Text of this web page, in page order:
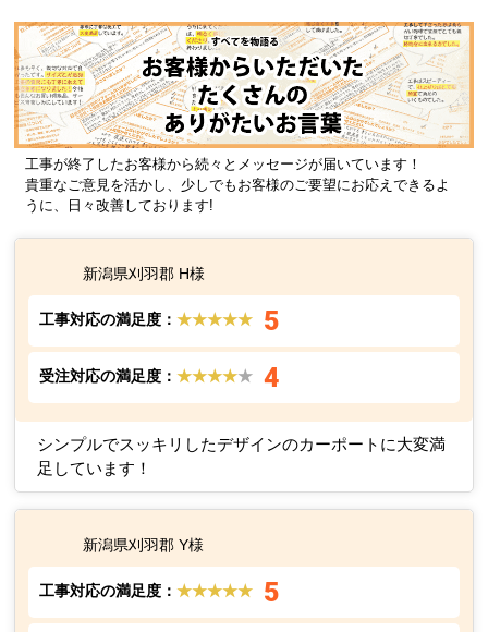
工事が終了したお客様から続々とメッセージが届いています！
貴重なご意見を活かし、少しでもお客様のご要望にお応えできるよ
うに、日々改善しております!
新潟県刈羽郡 H様
工事対応の満足度：★★★★★ 5
受注対応の満足度：★★★★★ 4
シンプルでスッキリしたデザインのカーポートに大変満
足しています！
新潟県刈羽郡 Y様
工事対応の満足度：★★★★★ 5